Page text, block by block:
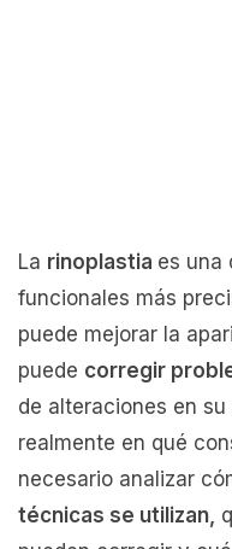
La rinoplastia es una
funcionales más
puede mejorar la
puede corregir
de alteraciones en
realmente en qué
necesario analizar
técnicas se utilizan,